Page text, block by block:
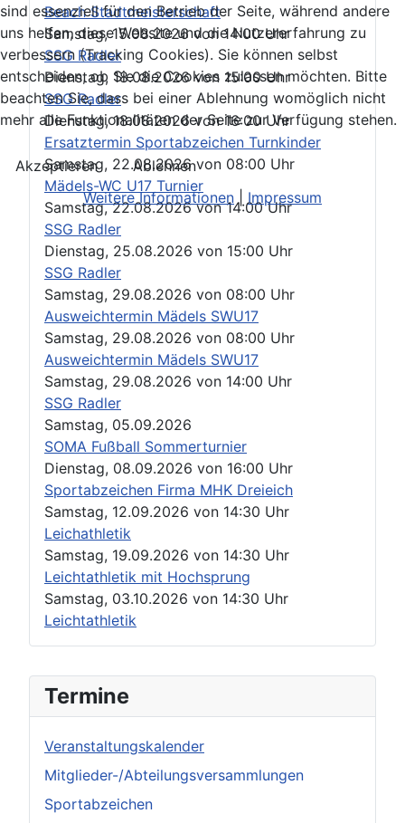
Termine
Veranstaltungskalender
Mitglieder-/Abteilungsversammlungen
Sportabzeichen
Beach Stadtmeisterschaft
Samstag, 15.08.2026von14:00 Uhr
SSG Radler
Dienstag, 18.08.2026von 15:00 Uhr
SSG Radler
Dienstag, 18.08.2026von16:00 Uhr
Ersatztermin Sportabzeichen Turnkinder
Samstag, 22.08.2026von 08:00 Uhr
Mädels-WC U17 Turnier
Samstag, 22.08.2026von14:00 Uhr
SSG Radler
Dienstag, 25.08.2026 von 15:00 Uhr
SSG Radler
Samstag, 29.08.2026 von 08:00 Uhr
Ausweichtermin Mädels SWU17
Samstag, 29.08.2026 von 08:00 Uhr
Ausweichtermin Mädels SWU17
Samstag, 29.08.2026 von 14:00 Uhr
SSG Radler
Samstag, 05.09.2026
SOMA Fußball Sommerturnier
Dienstag, 08.09.2026 von 16:00 Uhr
Sportabzeichen Firma MHK Dreieich
Samstag, 12.09.2026 von 14:30 Uhr
Leichathletik
Samstag, 19.09.2026 von 14:30 Uhr
Leichtathletik mit Hochsprung
Samstag, 03.10.2026 von 14:30 Uhr
Leichtathletik
sind essenziell für den Betrieb der Seite, während andere
uns helfen, diese Website und die Nutzererfahrung zu
verbessern (Tracking Cookies). Sie können selbst
entscheiden, ob Sie die Cookies zulassen möchten. Bitte
beachten Sie, dass bei einer Ablehnung womöglich nicht
mehr alle Funktionalitäten der Seite zur Verfügung stehen.
Akzeptieren
Ablehnen
Weitere Informationen
Impressum